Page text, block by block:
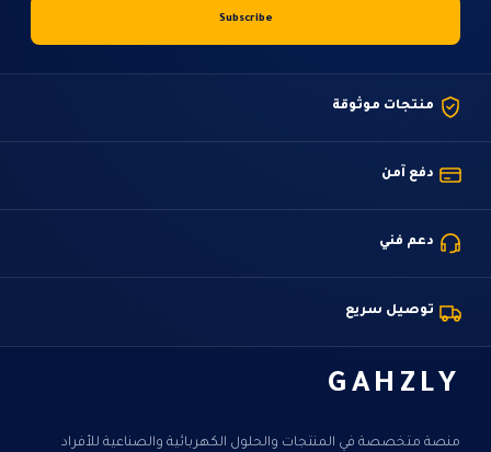
منتجات موثوقة
دفع آمن
دعم فني
توصيل سريع
GAHZLY
منصة متخصصة في المنتجات والحلول الكهربائية والصناعية للأفراد